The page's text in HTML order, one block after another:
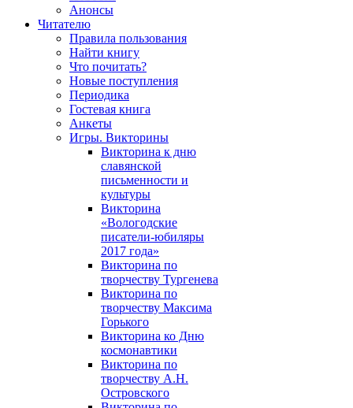
Анонсы
Читателю
Правила пользования
Найти книгу
Что почитать?
Новые поступления
Периодика
Гостевая книга
Анкеты
Игры. Викторины
Викторина к дню
славянской
письменности и
культуры
Викторина
«Вологодские
писатели-юбиляры
2017 года»
Викторина по
творчеству Тургенева
Викторина по
творчеству Максима
Горького
Викторина ко Дню
космонавтики
Викторина по
творчеству А.Н.
Островского